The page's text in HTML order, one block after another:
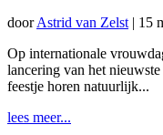
doorAstrid van Zelst | 15
Op internationale
lancering van het
feestje horen natuurlijk...
lees meer...